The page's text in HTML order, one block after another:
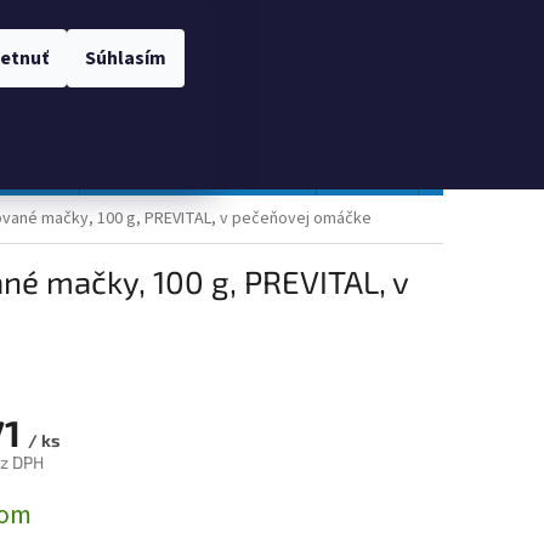
Súhlasím
mačky, 100 g, PREVITAL, v pečeňovej omáčke
mačky, 100 g, PREVITAL, v
/ ks
DPH